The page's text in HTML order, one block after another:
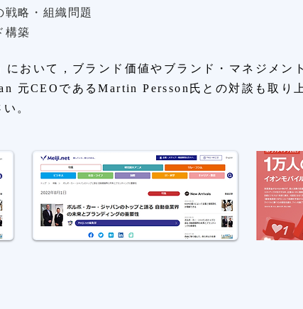
戦略・組織問題
構築
において，ブランド価値やブランド・マネジメン
元CEOであるMartin Persson氏との対談も取り
。